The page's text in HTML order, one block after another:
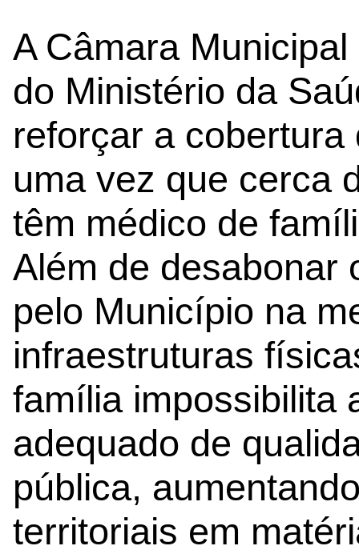
A Câmara
do Ministério da
reforçar a
uma vez que cerca
têm médico de
Além de desabonar
pelo Município na
infraestruturas
família impossibilita
adequado de
pública,
territoriais em